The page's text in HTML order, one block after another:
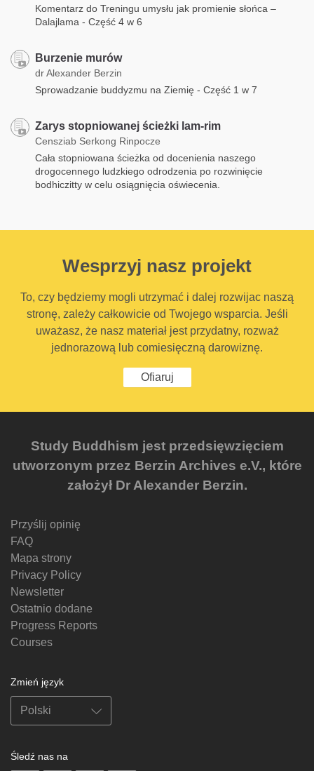
Komentarz do Treningu umysłu jak promienie słońca –
Dalajlama - Część 4 w 6
Burzenie murów
dr Alexander Berzin
Sprowadzanie buddyzmu na Ziemię - Część 1 w 7
Zarys stopniowanej ścieżki lam-rim
Censziab Serkong Rinpocze
Cała stopniowana ścieżka od docenienia naszego
drogocennego ludzkiego odrodzenia po rozwinięcie
bodhiczitty w celu osiągnięcia oświecenia.
Wesprzyj nasz projekt
To, czy będziemy mogli utrzymać i dalej rozwijac naszą
stronę, zależy całkowicie od Twojego wsparcia. Jeśli
uważasz, że nasz materiał jest przydatny, rozważ
jednorazową lub comiesięczną darowiznę.
Ofiaruj
Study Buddhism jest przedsięwzięciem
utworzonym przez Berzin Archives e.V., które
założył Dr Alexander Berzin.
Przyślij opinię
FAQ
Mapa strony
Privacy Policy
Newsletter
Ostatnio dodane
Progress Reports
Courses
Zmień język
Śledź nas na